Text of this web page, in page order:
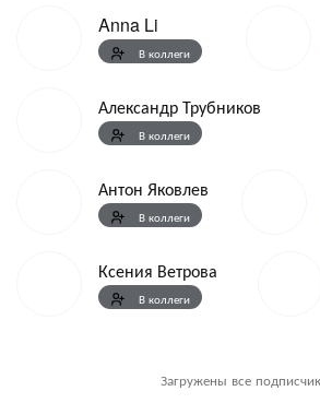
Anna Li
В коллеги
Александр Трубников
В коллеги
Антон Яковлев
В коллеги
Ксения Ветрова
В коллеги
Загружены все